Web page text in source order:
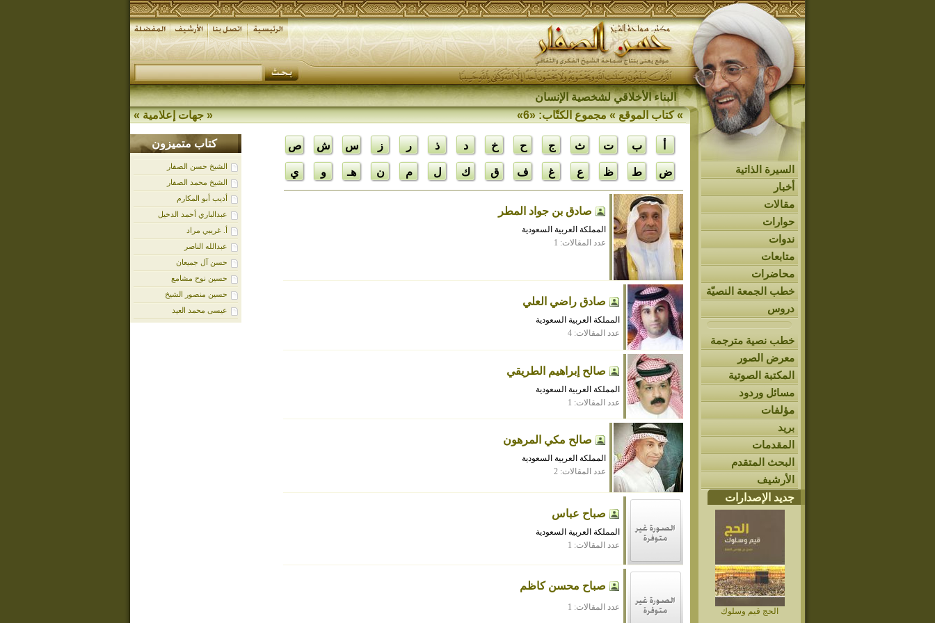
البناء الأخلاقي لشخصية الإنسان
السيرة الذاتية
أخبار
مقالات
حوارات
ندوات
متابعات
محاضرات
خطب الجمعة النصيّة
دروس
خطب نصية مترجمة
معرض الصور
المكتبة الصوتية
مسائل وردود
مؤلفات
بريد
المقدمات
البحث المتقدم
الأرشيف
جديد الإصدارات
الحج قيم وسلوك
«جهات إعلامية» »كتاب الموقع» مجموع الكتّاب: «6»
أ ب ت ث ج ح خ د ذ ر ز س ش ص
ض ط ظ ع غ ف ق ك ل م ن هـ و ي
كتاب متميزون
الشيخ حسن الصفار
الشيخ محمد الصفار
أديب أبو المكارم
عبدالباري أحمد الدخيل
أ. غريبي مراد
عبدالله الناصر
حسن آل جميعان
حسين نوح مشامع
حسين منصور الشيخ
عيسى محمد العيد
صادق بن جواد المطر
المملكة العربية السعودية
عدد المقالات: 1
صادق راضي العلي
المملكة العربية السعودية
عدد المقالات: 4
صالح إبراهيم الطريقي
المملكة العربية السعودية
عدد المقالات: 1
صالح مكي المرهون
المملكة العربية السعودية
عدد المقالات: 2
صباح عباس
المملكة العربية السعودية
عدد المقالات: 1
صباح محسن كاظم
عدد المقالات: 1